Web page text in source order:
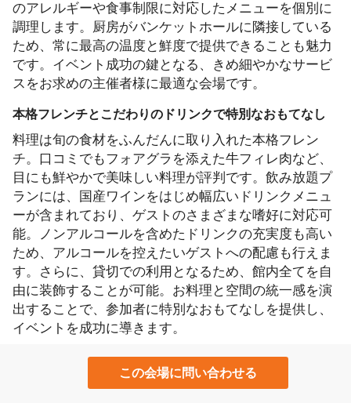
のアレルギーや食事制限に対応したメニューを個別に
調理します。厨房がバンケットホールに隣接している
ため、常に最高の温度と鮮度で提供できることも魅力
です。イベント成功の鍵となる、きめ細やかなサービ
スをお求めの主催者様に最適な会場です。
本格フレンチとこだわりのドリンクで特別なおもてなし
料理は旬の食材をふんだんに取り入れた本格フレン
チ。口コミでもフォアグラを添えた牛フィレ肉など、
目にも鮮やかで美味しい料理が評判です。飲み放題プ
ランには、国産ワインをはじめ幅広いドリンクメニュ
ーが含まれており、ゲストのさまざまな嗜好に対応可
能。ノンアルコールを含めたドリンクの充実度も高い
ため、アルコールを控えたいゲストへの配慮も行えま
す。さらに、貸切での利用となるため、館内全てを自
由に装飾することが可能。お料理と空間の統一感を演
出することで、参加者に特別なおもてなしを提供し、
イベントを成功に導きます。
この会場に問い合わせる